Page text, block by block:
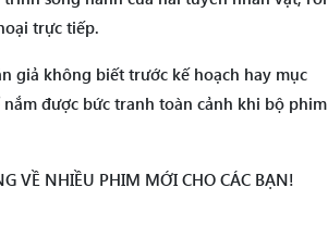
trực tiếp.
giả không biết trước kế hoạch hay mục
được bức tranh toàn cảnh khi bộ phim
VỀ NHIỀU PHIM MỚI CHO CÁC BẠN!